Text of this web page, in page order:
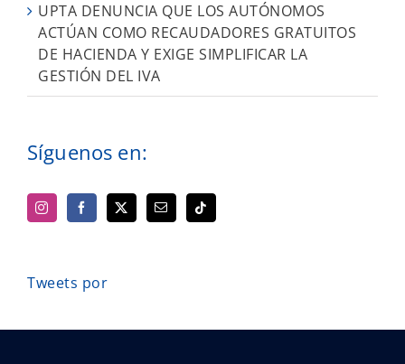
UPTA DENUNCIA QUE LOS AUTÓNOMOS
ACTÚAN COMO RECAUDADORES GRATUITOS
DE HACIENDA Y EXIGE SIMPLIFICAR LA
GESTIÓN DEL IVA
Síguenos en:
Tweets por